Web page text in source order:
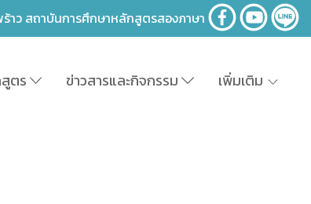
ร้าว สถาบันการศึกษาหลักสูตรสองภาษา
ตร ข่าวสารและกิจกรรม เพิ่มเติม